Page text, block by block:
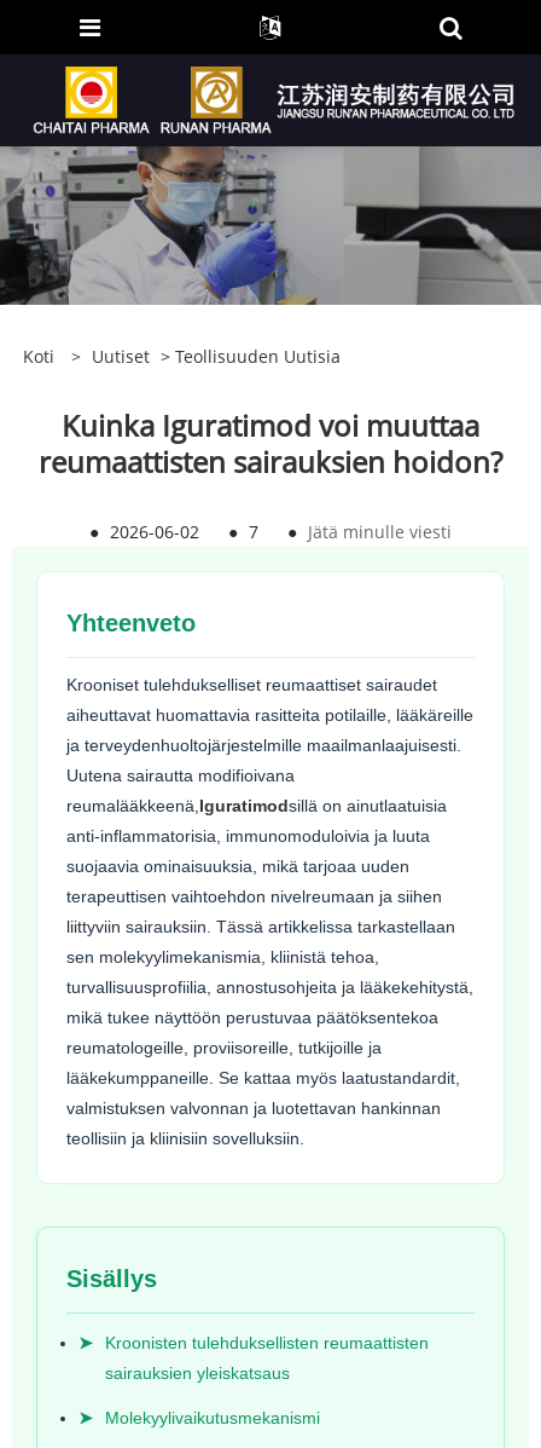
Koti > Uutiset > Teollisuuden Uutisia
Kuinka Iguratimod voi muuttaa
reumaattisten sairauksien hoidon?
● 2026-06-02 ● 7 ● Jätä minulle viesti
Yhteenveto
Krooniset tulehdukselliset reumaattiset sairaudet
aiheuttavat huomattavia rasitteita potilaille, lääkäreille
ja terveydenhuoltojärjestelmille maailmanlaajuisesti.
Uutena sairautta modifioivana
reumalääkkeenä, Iguratimodsillä on ainutlaatuisia
anti-inflammatorisia, immunomoduloivia ja luuta
suojaavia ominaisuuksia, mikä tarjoaa uuden
terapeuttisen vaihtoehdon nivelreumaan ja siihen
liittyviin sairauksiin. Tässä artikkelissa tarkastellaan
sen molekyylimekanismia, kliinistä tehoa,
turvallisuusprofiilia, annostusohjeita ja lääkekehitystä,
mikä tukee näyttöön perustuvaa päätöksentekoa
reumatologeille, proviisoreille, tutkijoille ja
lääkekumppaneille. Se kattaa myös laatustandardit,
valmistuksen valvonnan ja luotettavan hankinnan
teollisiin ja kliinisiin sovelluksiin.
Sisällys
➤
Kroonisten tulehduksellisten reumaattisten
sairauksien yleiskatsaus
➤ Molekyylivaikutusmekanismi